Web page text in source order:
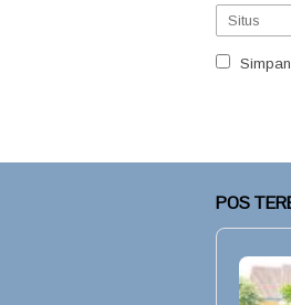
POS